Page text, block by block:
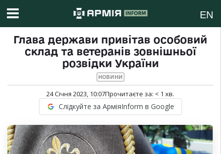
EN
Глава держави привітав особовий
склад та ветеранів зовнішньої
розвідки України
НОВИНИ
24 Січня 2023, 10:07Прочитаєте за: < 1 хв.
Слідкуйте за АрміяInform в Google